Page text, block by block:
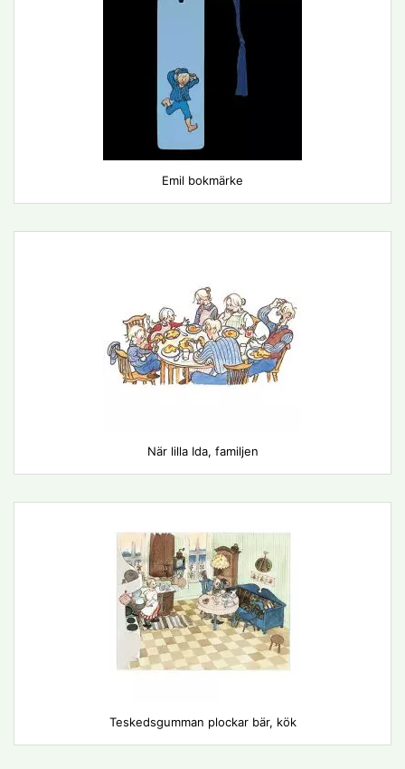
Emil bokmärke
När lilla Ida, familjen
Teskedsgumman plockar bär, kök